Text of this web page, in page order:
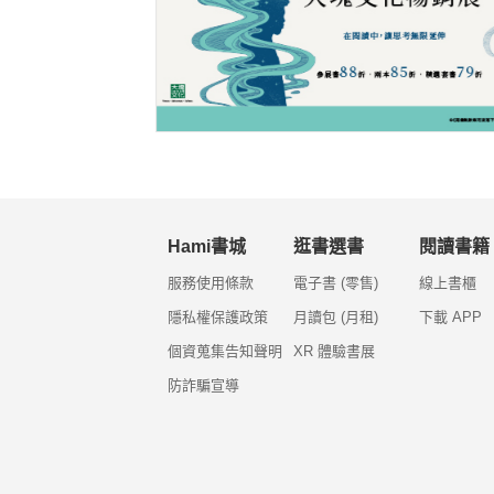
Hami書城
服務使用條款
隱私權保護政策
個資蒐集告知聲明
防詐騙宣導
逛書選書
電子書 (零售)
月讀包 (月租)
XR 體驗書展
閱讀書籍
線上書櫃
下載 APP